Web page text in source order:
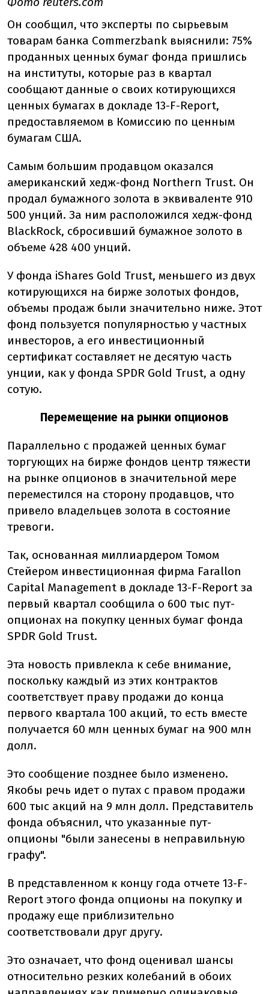
Он сообщил, что эксперты по сырьевым
товарам банка Commerzbank выяснили: 75%
проданных ценных бумаг фонда пришлись
на институты, которые раз в квартал
сообщают данные о своих котирующихся
ценных бумагах в докладе 13-F-Report,
предоставляемом в Комиссию по ценным
бумагам США.
Самым большим продавцом оказался
американский хедж-фонд Northern Trust. Он
продал бумажного золота в эквиваленте 910
500 унций. За ним расположился хедж-фонд
BlackRock, сбросивший бумажное золото в
объеме 428 400 унций.
У фонда iShares Gold Trust, меньшего из двух
котирующихся на бирже золотых фондов,
объемы продаж были значительно ниже. Этот
фонд пользуется популярностью у частных
инвесторов, а его инвестиционный
сертификат составляет не десятую часть
унции, как у фонда SPDR Gold Trust, а одну
сотую.
Перемещение на рынки опционов
Параллельно с продажей ценных бумаг
торгующих на бирже фондов центр тяжести
на рынке опционов в значительной мере
переместился на сторону продавцов, что
привело владельцев золота в состояние
тревоги.
Так, основанная миллиардером Томом
Стейером инвестиционная фирма Farallon
Capital Management в докладе 13-F-Report за
первый квартал сообщила о 600 тыс пут-
опционах на покупку ценных бумаг фонда
SPDR Gold Trust.
Эта новость привлекла к себе внимание,
поскольку каждый из этих контрактов
соответствует праву продажи до конца
первого квартала 100 акций, то есть вместе
получается 60 млн ценных бумаг на 900 млн
долл.
Это сообщение позднее было изменено.
Якобы речь идет о путах с правом продажи
600 тыс акций на 9 млн долл. Представитель
фонда объяснил, что указанные пут-
опционы "были занесены в неправильную
графу".
В представленном к концу года отчете 13-F-
Report этого фонда опционы на покупку и
продажу еще приблизительно
соответствовали друг другу.
Это означает, что фонд оценивал шансы
относительно резких колебаний в обоих